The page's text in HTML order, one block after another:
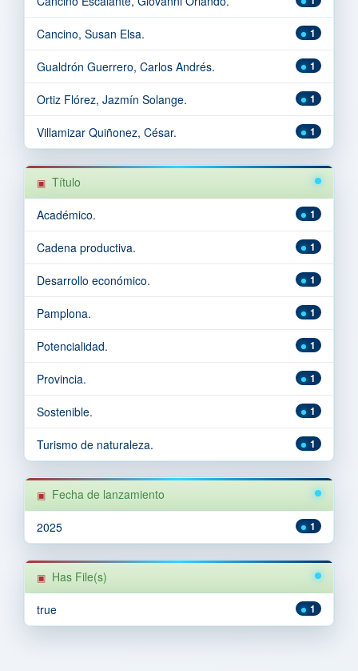
1
Cancino, Susan Elsa.
1
Gualdrón Guerrero, Carlos Andrés.
1
Ortiz Flórez, Jazmín Solange.
1
Villamizar Quiñonez, César.
Título
1
Académico.
1
Cadena productiva.
1
Desarrollo económico.
1
Pamplona.
1
Potencialidad.
1
Provincia.
1
Sostenible.
1
Turismo de naturaleza.
Fecha de lanzamiento
1
2025
Has File(s)
1
true